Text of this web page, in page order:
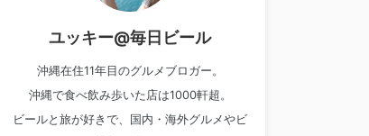
ユッキー@毎日ビール
沖縄在住11年目のグルメブロガー。
沖縄で食べ飲み歩いた店は1000軒超。
ビールと旅が好きで、国内・海外グルメやビ